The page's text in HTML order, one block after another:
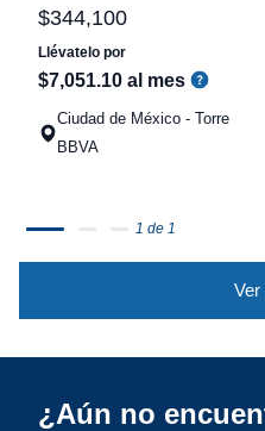
$344,100
Llévatelo por
$7,051.10 al mes
Ciudad de México - Torre
BBVA
1 de 1
Ver
¿Aún no